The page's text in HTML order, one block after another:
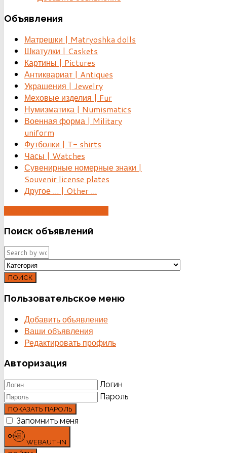
Объявления
Матрешки | Matryoshka dolls
Шкатулки | Caskets
Картины | Pictures
Антиквариат | Antiques
Украшения | Jewelry
Меховые изделия | Fur
Нумизматика | Numismatics
Военная форма | Military
uniform
Футболки | T- shirts
Часы | Watches
Сувенирные номерные знаки |
Souvenir license plates
Другое ... | Other ...
Поиск объявлений
ПОИСК
Пользовательское меню
Добавить объявление
Ваши объявления
Редактировать профиль
Авторизация
Логин
Пароль
ПОКАЗАТЬ ПАРОЛЬ
Запомнить меня
WEBAUTHN